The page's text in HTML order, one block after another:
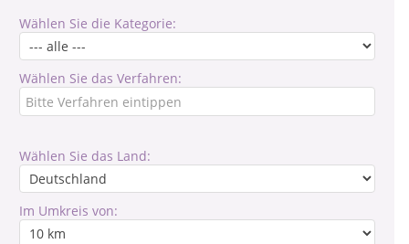
Wählen Sie die Kategorie:
Wählen Sie das Verfahren:
Wählen Sie das Land:
Im Umkreis von: